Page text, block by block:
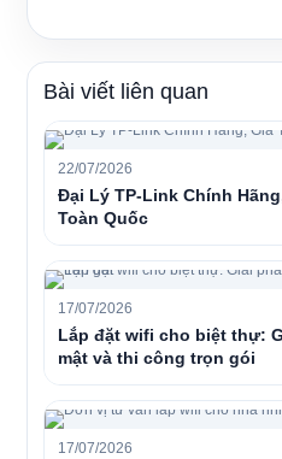
Bài viết liên quan
22/07/2026
Đại Lý TP-Link Chính
Toàn Quốc
17/07/2026
Lắp đặt wifi cho biệt thự:
mật và thi công trọn gói
17/07/2026